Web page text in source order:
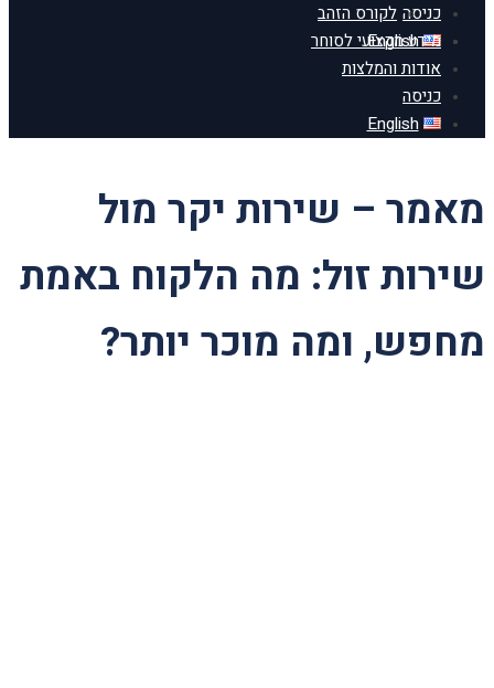
כניסה
English
לקורס הזהב
מידע מקצועי לסוחר
אודות והמלצות
כניסה
English
מאמר – שירות יקר מול
שירות זול: מה הלקוח באמת
מחפש, ומה מוכר יותר?